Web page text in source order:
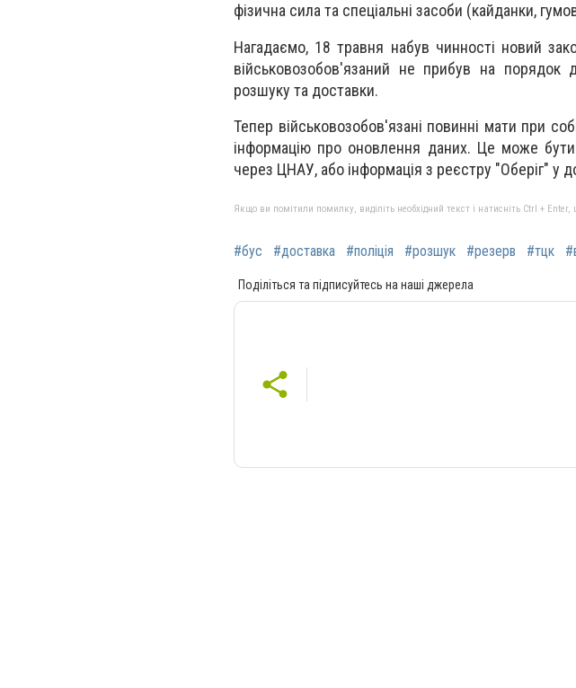
фізична сила та спеціальні засоби (кайданки,
Нагадаємо, 18 травня набув чинності новий
військовозобов'язаний не прибув на порядок
розшуку та доставки.
Тепер військовозобов'язані повинні мати при
інформацію про оновлення даних. Це може
через ЦНАУ, або інформація з реєстру "Оберіг" у
Якщо ви помітили помилку, виділіть необхідний текст і натисніть Ctrl +
#бус #доставка #поліція #розшук #резерв #тцк
Поділіться та підписуйтесь на наші джерела